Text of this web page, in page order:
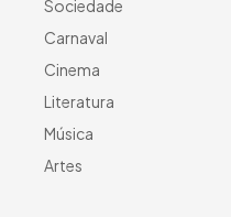
Sociedade
Carnaval
Cinema
Literatura
Música
Artes